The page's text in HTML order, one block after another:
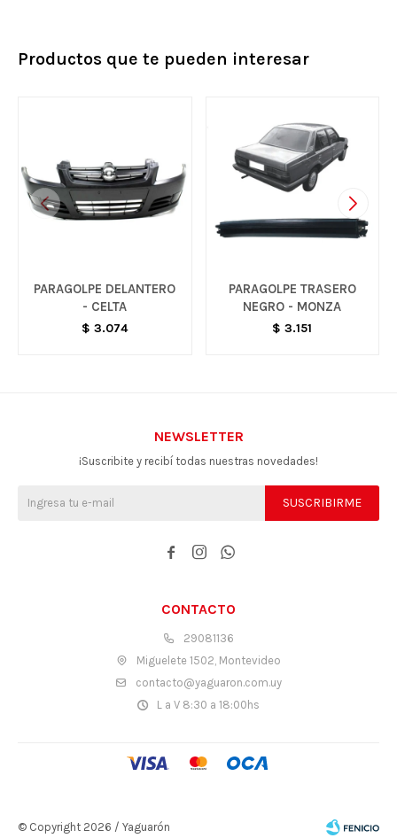
Productos que te pueden interesar
PARAGOLPE DELANTERO
- CELTA
$ 3.074
PARAGOLPE TRASERO
NEGRO - MONZA
$ 3.151
CONTACTO
29081136
Miguelete 1502, Montevideo
contacto@yaguaron.com.uy
L a V 8:30 a 18:00hs
NEWSLETTER
¡Suscribite y recibí todas nuestras novedades!
SUSCRIBIRME
  
© Copyright 2026 / Yaguarón